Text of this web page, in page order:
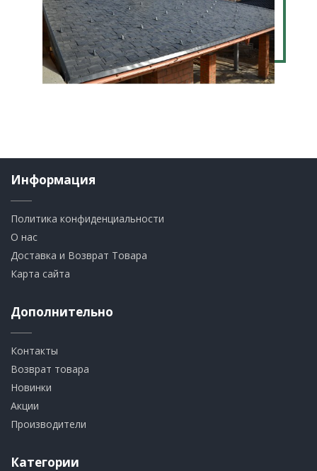
Информация
Политика конфиденциальности
О нас
Доставка и Возврат Товара
Карта сайта
Дополнительно
Контакты
Возврат товара
Новинки
Акции
Производители
Категории